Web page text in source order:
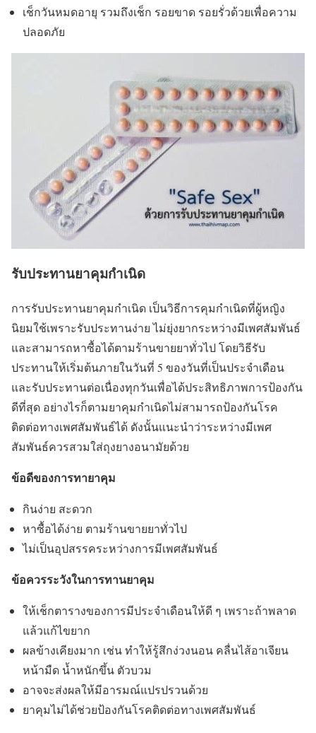
เช็กวันหมดอายุ รวมถึงเช็ก รอยขาด รอยรั่วด้วยเพื่อความ
ปลอดภัย
รับประทานยาคุมกำเนิด
การรับประทานยาคุมกำเนิด เป็นวิธีการคุมกำเนิดที่ผู้หญิง
นิยมใช้เพราะรับประทานง่าย ไม่ยุ่งยากระหว่างมีเพศสัมพันธ์
และสามารถหาซื้อได้ตามร้านขายยาทั่วไป โดยวิธีรับ
ประทานให้เริ่มต้นภายในวันที่ 5 ของวันที่เป็นประจำเดือน
และรับประทานต่อเนื่องทุกวันเพื่อได้ประสิทธิภาพการป้องกัน
ดีที่สุด อย่างไรก็ตามยาคุมกำเนิดไม่สามารถป้องกันโรค
ติดต่อทางเพศสัมพันธ์ได้ ดังนั้นแนะนำว่าระหว่างมีเพศ
สัมพันธ์ควรสวมใส่ถุงยางอนามัยด้วย
ข้อดีของการทายาคุม
กินง่าย สะดวก
หาซื้อได้ง่าย ตามร้านขายยาทั่วไป
ไม่เป็นอุปสรรคระหว่างการมีเพศสัมพันธ์
ข้อควรระวังในการทานยาคุม
ให้เช็กตารางของการมีประจำเดือนให้ดี ๆ เพราะถ้าพลาด
แล้วแก้ไขยาก
ผลข้างเคียงมาก เช่น ทำให้รู้สึกง่วงนอน คลื่นไส้อาเจียน
หน้ามืด น้ำหนักขึ้น ตัวบวม
อาจจะส่งผลให้มีอารมณ์แปรปรวนด้วย
ยาคุมไม่ได้ช่วยป้องกันโรคติดต่อทางเพศสัมพันธ์